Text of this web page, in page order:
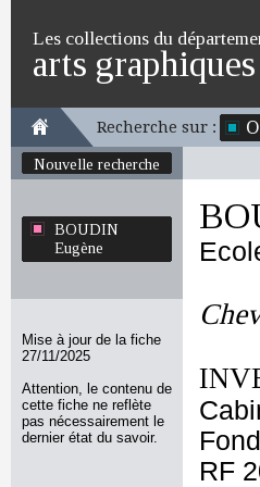
Les collections du
arts graphiques
Recherche sur :
Nouvelle recherche
BOUDIN
Eugène
Mise à jour de la fiche
27/11/2025
Attention, le contenu de
cette fiche ne reflète
pas nécessairement le
dernier état du savoir.
RF